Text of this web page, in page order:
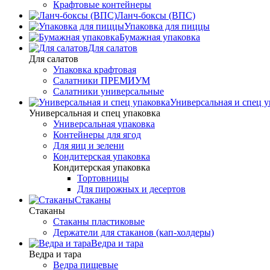
Крафтовые контейнеры
Ланч-боксы (ВПС)
Упаковка для пиццы
Бумажная упаковка
Для салатов
Для салатов
Упаковка крафтовая
Салатники ПРЕМИУМ
Салатники универсальные
Универсальная и спец
Универсальная и спец упаковка
Универсальная упаковка
Контейнеры для ягод
Для яиц и зелени
Кондитерская упаковка
Кондитерская упаковка
Тортовницы
Для пирожных и десертов
Стаканы
Стаканы
Стаканы пластиковые
Держатели для стаканов (кап-холдеры)
Ведра и тара
Ведра и тара
Ведра пищевые